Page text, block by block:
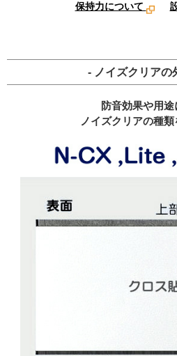
保持力について
- ノイズクリアの
防音効果や用途
ノイズクリアの種類